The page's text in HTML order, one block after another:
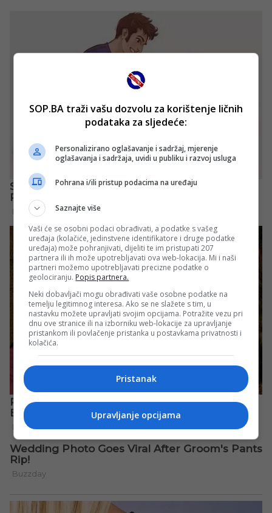
SOP.BA traži vašu dozvolu za korištenje ličnih
podataka za sljedeće:
Personalizirano oglašavanje i sadržaj, mjerenje
oglašavanja i sadržaja, uvidi u publiku i razvoj usluga
Pohrana i/ili pristup podacima na uređaju
Saznajte više
Vaši će se osobni podaci obrađivati, a podatke s vašeg
uređaja (kolačiće, jedinstvene identifikatore i druge podatke
uređaja) može pohranjivati, dijeliti te im pristupati 207
partnera ili ih može upotrebljavati ova web-lokacija. Mi i naši
partneri možemo upotrebljavati precizne podatke o
geolociranju. Popis partnera.
Neki dobavljači mogu obrađivati vaše osobne podatke na
temelju legitimnog interesa. Ako se ne slažete s tim, u
nastavku možete upravljati svojim opcijama. Potražite vezu pri
dnu ove stranice ili na izborniku web-lokacije za upravljanje
pristankom ili povlačenje pristanka u postavkama privatnosti i
kolačića.
Pristanak
Upravljanje opcijama